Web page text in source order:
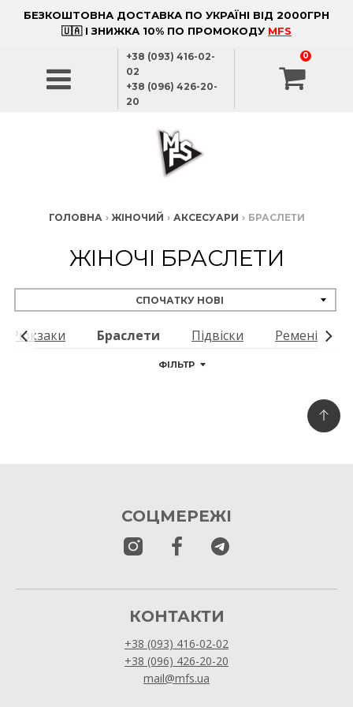
БЕЗКОШТОВНА ДОСТАВКА ПО УКРАЇНІ ВІД 2000ГРН
🇺🇦 І ЗНИЖКА 10% ПО ПРОМОКОДУ MFS
+38 (093) 416-02-
02
+38 (096) 426-20-
20
0
ГОЛОВНА › ЖІНОЧИЙ › АКСЕСУАРИ › БРАСЛЕТИ
ЖІНОЧІ БРАСЛЕТИ
Рюкзаки Браслети Підвіски Ремені
ФІЛЬТР
СОЦМЕРЕЖІ
КОНТАКТИ
+38 (093) 416-02-02
+38 (096) 426-20-20
mail@mfs.ua